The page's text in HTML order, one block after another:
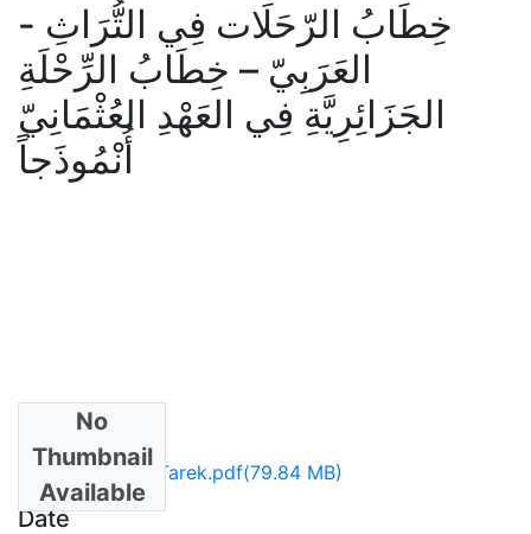
- خِطَابُ الرّحَلَات فِي التُّرَاثِ
العَرَبِيّ – خِطَابُ الرِّحْلَةِ
الجَزَائِرِيَّةِ فِي العَهْدِ العُثْمَانِيّ
أُنْمُوذَجاً
No
Thumbnail
Available
DS_LLA_TURKI_Tarek.pdf(79.84 MB)
Date